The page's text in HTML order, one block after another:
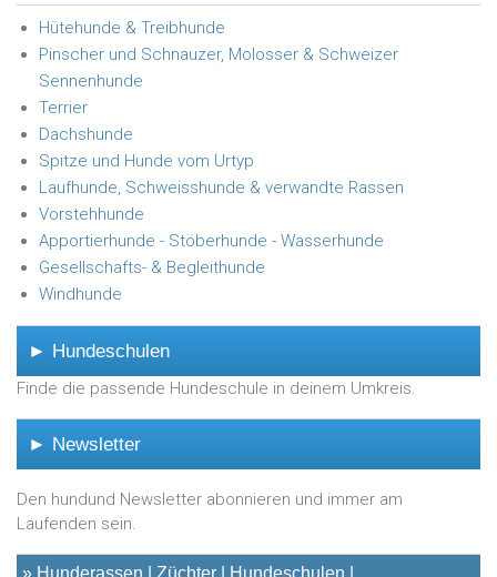
Hütehunde & Treibhunde
Pinscher und Schnauzer, Molosser & Schweizer
Sennenhunde
Terrier
Dachshunde
Spitze und Hunde vom Urtyp
Laufhunde, Schweisshunde & verwandte Rassen
Vorstehhunde
Apportierhunde - Stöberhunde - Wasserhunde
Gesellschafts- & Begleithunde
Windhunde
► Hundeschulen
Finde die passende Hundeschule in deinem Umkreis.
► Newsletter
Den hundund Newsletter abonnieren und immer am
Laufenden sein.
» Hunderassen Züchter Hundeschulen